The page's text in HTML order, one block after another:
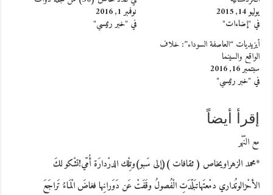
يوليو 14, 2015
في "إضاءات"
نوفمبر 1, 2016
في "خبر رئيسي"
أيزيديات “العاصفة السوداء”: خلاف
الواقع والسينما
سبتمبر 16, 2016
في "خبر رئيسي"
إقرأ أيضاً
مع النّهْر
*محمد الزهراويخاص ( ثقافات )(إلى سَبو)وتِلْك الدرْدارَة أُمّي!تشْكو لكَ
الأحْزالوتُداري دمْعتَهاتبَلّدَتِ الْفُصولُ وقَفَتْ عَن دَوَرانِها فغاضَ الْمَاءُ تَراجَعَ